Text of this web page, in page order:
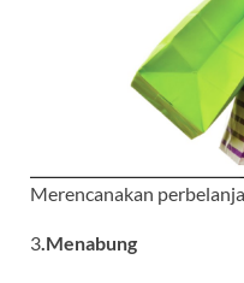
Merencanakan
3 .Menabung